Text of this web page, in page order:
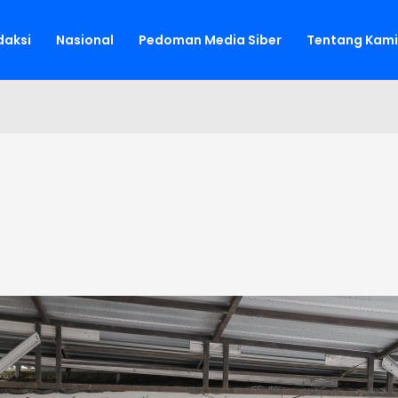
Nasional Pedoman Media Siber Tentang Kami